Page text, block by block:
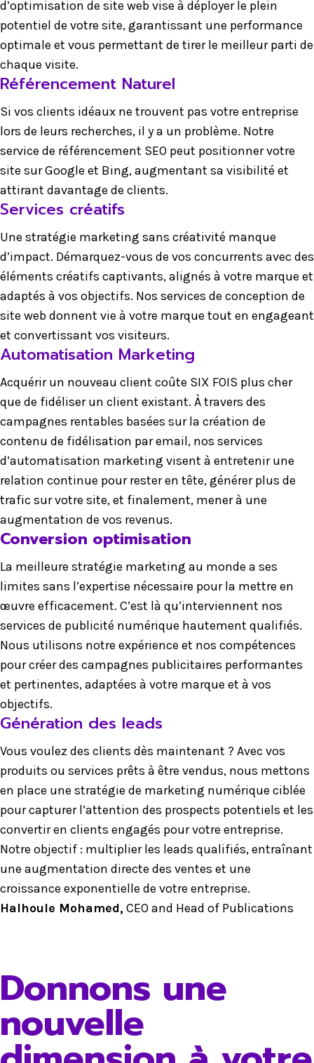
d’optimisation de site web vise à déployer le plein
potentiel de votre site, garantissant une performance
optimale et vous permettant de tirer le meilleur parti de
chaque visite.
Référencement Naturel
Si vos clients idéaux ne trouvent pas votre entreprise
lors de leurs recherches, il y a un problème. Notre
service de référencement SEO peut positionner votre
site sur Google et Bing, augmentant sa visibilité et
attirant davantage de clients.
Services créatifs
Une stratégie marketing sans créativité manque
d’impact. Démarquez-vous de vos concurrents avec des
éléments créatifs captivants, alignés à votre marque et
adaptés à vos objectifs. Nos services de conception de
site web donnent vie à votre marque tout en engageant
et convertissant vos visiteurs.
Automatisation Marketing
Acquérir un nouveau client coûte SIX FOIS plus cher
que de fidéliser un client existant. À travers des
campagnes rentables basées sur la création de
contenu de fidélisation par email, nos services
d’automatisation marketing visent à entretenir une
relation continue pour rester en tête, générer plus de
trafic sur votre site, et finalement, mener à une
augmentation de vos revenus.
Conversion optimisation
La meilleure stratégie marketing au monde a ses
limites sans l’expertise nécessaire pour la mettre en
œuvre efficacement. C’est là qu’interviennent nos
services de publicité numérique hautement qualifiés.
Nous utilisons notre expérience et nos compétences
pour créer des campagnes publicitaires performantes
et pertinentes, adaptées à votre marque et à vos
objectifs.
Génération des leads
Vous voulez des clients dès maintenant ? Avec vos
produits ou services prêts à être vendus, nous mettons
en place une stratégie de marketing numérique ciblée
pour capturer l’attention des prospects potentiels et les
convertir en clients engagés pour votre entreprise.
Notre objectif : multiplier les leads qualifiés, entraînant
une augmentation directe des ventes et une
croissance exponentielle de votre entreprise.
Halhoule Mohamed, CEO and Head of Publications
Donnons une
nouvelle